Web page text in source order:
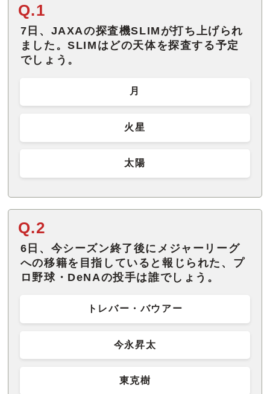
Q.1
7日、JAXAの探査機SLIMが打ち上げられ
ました。SLIMはどの天体を探査する予定
でしょう。
月
火星
太陽
Q.2
6日、今シーズン終了後にメジャーリーグ
への移籍を目指していると報じられた、プ
ロ野球・DeNAの投手は誰でしょう。
トレバー・バウアー
今永昇太
東克樹